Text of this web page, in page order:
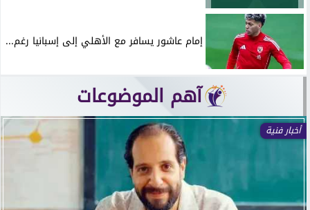
إمام عاشور يسافر مع الأهلي إلى إسبانيا رغم...
آهم الموضوعات
أخبار فنية